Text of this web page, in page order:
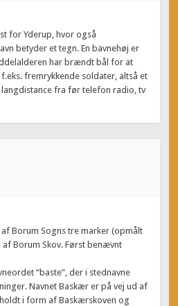
for Yderup, hvor også
betyder et tegn. En bavnehøj er
har brændt bål for at
fremrykkende soldater, altså et
fra før telefon radio, tv
Borum Sogns tre marker (opmålt
Borum Skov. Først benævnt
“baste”, der i stednavne
Navnet Baskær er på vej ud af
i form af Baskærskoven og